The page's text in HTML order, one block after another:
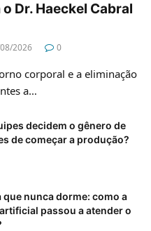
Dr. Haeckel Cabral
2026 0
corporal e a eliminação
a…
decidem o gênero de
de começar a produção?
que nunca dorme: como a
passou a atender o